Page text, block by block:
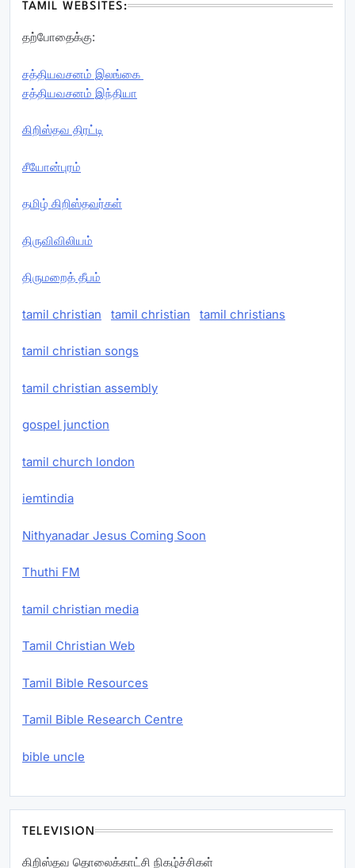
TAMIL WEBSITES:
தற்போதைக்கு:
சத்தியவசனம் இலங்கை
சத்தியவசனம் இந்தியா
கிறிஸ்தவ திரட்டி
சீயோன்புரம்
தமிழ் கிறிஸ்தவர்கள்
திருவிவிலியம்
திருமறைத் தீபம்
tamil christian tamil christian tamil christians
tamil christian songs
tamil christian assembly
gospel junction
tamil church london
iemtindia
Nithyanadar Jesus Coming Soon
Thuthi FM
tamil christian media
Tamil Christian Web
Tamil Bible Resources
Tamil Bible Research Centre
bible uncle
TELEVISION
கிறிஸ்தவ தொலைக்காட்சி நிகழ்ச்சிகள்